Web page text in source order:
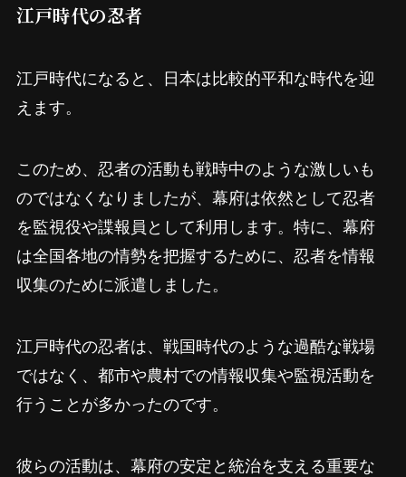
江戸時代の忍者
江戸時代になると、日本は比較的平和な時代を迎
えます。
このため、忍者の活動も戦時中のような激しいも
のではなくなりましたが、幕府は依然として忍者
を監視役や諜報員として利用します。特に、幕府
は全国各地の情勢を把握するために、忍者を情報
収集のために派遣しました。
江戸時代の忍者は、戦国時代のような過酷な戦場
ではなく、都市や農村での情報収集や監視活動を
行うことが多かったのです。
彼らの活動は、幕府の安定と統治を支える重要な